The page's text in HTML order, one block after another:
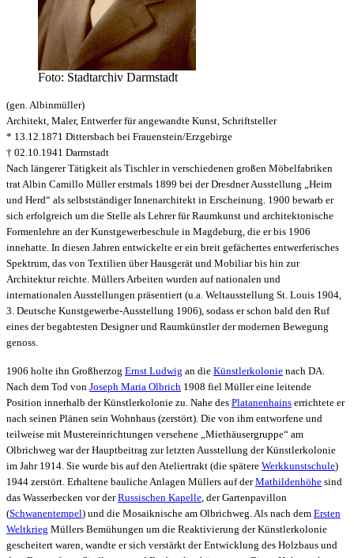
Foto: Stadtarchiv Darmstadt
(gen. Albinmüller)
Architekt, Maler, Entwerfer für angewandte Kunst, Schriftsteller
* 13.12.1871 Dittersbach bei Frauenstein/Erzgebirge
† 02.10.1941 Darmstadt
Nach längerer Tätigkeit als Tischler in verschiedenen großen Möbelfabriken
trat Albin Camillo Müller erstmals 1899 bei der Dresdner Ausstellung „Heim
und Herd“ als selbstständiger Innenarchitekt in Erscheinung. 1900 bewarb er
sich erfolgreich um die Stelle als Lehrer für Raumkunst und architektonische
Formenlehre an der Kunstgewerbeschule in Magdeburg, die er bis 1906
innehatte. In diesen Jahren entwickelte er ein breit gefächertes entwerferisches
Spektrum, das von Textilien über Hausgerät und Mobiliar bis hin zur
Architektur reichte. Müllers Arbeiten wurden auf nationalen und
internationalen Ausstellungen präsentiert (u.a. Weltausstellung St. Louis 1904,
3. Deutsche Kunstgewerbe-Ausstellung 1906), sodass er schon bald den Ruf
eines der begabtesten Designer und Raumkünstler der modernen Bewegung
genoss.
1906 holte ihn Großherzog Ernst Ludwig an die Künstlerkolonie nach DA.
Nach dem Tod von Joseph Maria Olbrich 1908 fiel Müller eine leitende
Position innerhalb der Künstlerkolonie zu. Nahe des Platanenhains errichtete er
nach seinen Plänen sein Wohnhaus (zerstört). Die von ihm entworfene und
teilweise mit Mustereinrichtungen versehene „Miethäusergruppe“ am
Olbrichweg war der Hauptbeitrag zur letzten Ausstellung der Künstlerkolonie
im Jahr 1914. Sie wurde bis auf den Ateliertrakt (die spätere Werkkunstschule)
1944 zerstört. Erhaltene bauliche Anlagen Müllers auf derMathildenhöhe sind
das Wasserbecken vor derRussischen Kapelle , der Gartenpavillon
(Schwanentempel) und die Mosaiknische am Olbrichweg. Als nach dem Ersten
Weltkrieg Müllers Bemühungen um die Reaktivierung der Künstlerkolonie
gescheitert waren, wandte er sich verstärkt der Entwicklung des Holzbaus und